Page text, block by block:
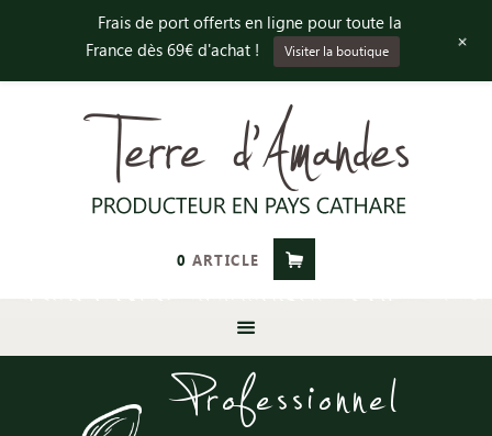
0 ARTICLE
Professionnel
Frais de port offerts en ligne pour toute la
France dès 69€ d'achat !
Visiter la boutique +